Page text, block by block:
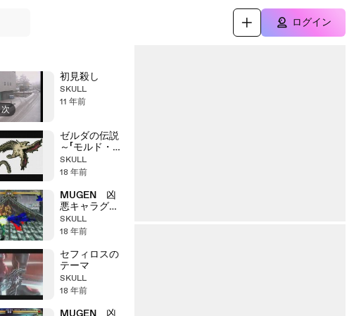
ログイン
次
初見殺し
SKULL
11 年前
ゼルダの伝説
～「モルド・ゲ
イラ戦」
SKULL
18 年前
MUGEN 凶
悪キャラグラ
ンプリ part2
SKULL
18 年前
セフィロスの
テーマ
SKULL
18 年前